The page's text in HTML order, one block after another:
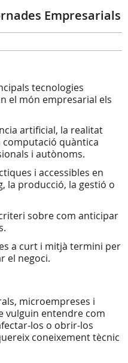
Empresarials
tecnologies
el món empresarial els
artificial, la realitat
quàntica
i autònoms.
i accessibles en
la producció, la gestió o
sobre com anticipar
a curt i mitjà termini per
el negoci.
microempreses i
vulguin entendre com
los o obrir-los
coneixement tècnic